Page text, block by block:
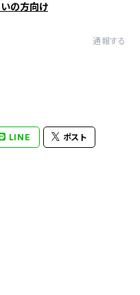
の方向け
通報する
LINE ポスト